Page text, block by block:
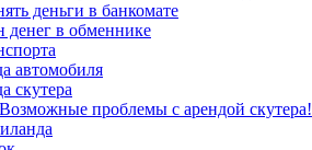
деньги в банкомате
денег в обменнике
автомобиля
скутера
Возможные проблемы с арендой скутера!